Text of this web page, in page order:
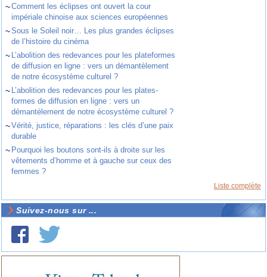
~Comment les éclipses ont ouvert la cour
impériale chinoise aux sciences européennes
~Sous le Soleil noir… Les plus grandes éclipses
de l’histoire du cinéma
~ L’abolition des redevances pour les plateformes
de diffusion en ligne : vers un démantèlement
de notre écosystème culturel ?
~ L’abolition des redevances pour les plates-
formes de diffusion en ligne : vers un
démantèlement de notre écosystème culturel ?
~Vérité, justice, réparations : les clés d’une paix
durable
~ Pourquoi les boutons sont-ils à droite sur les
vêtements d’homme et à gauche sur ceux des
femmes ?
Liste complète
Suivez-nous sur ...